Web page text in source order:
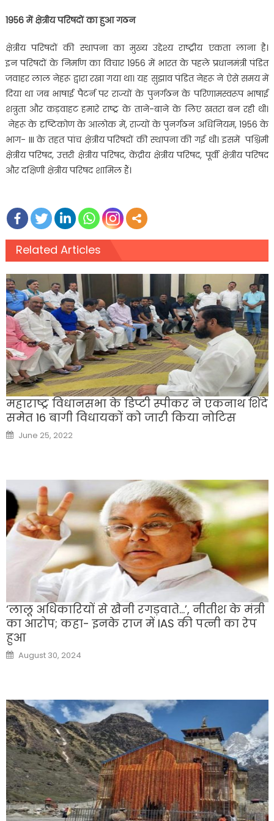
1956 में क्षेत्रीय परिषदों का हुआ गठन
क्षेत्रीय परिषदों की स्थापना का मुख्य उद्देश्य राष्ट्रीय एकता लाना है।
इन परिषदों के निर्माण का विचार 1956 में भारत के पहले प्रधानमंत्री पंडित
जवाहर लाल नेहरू द्वारा रखा गया था। यह सुझाव पंडित नेहरू ने ऐसे समय में
दिया था जब भाषाई पैटर्न पर राज्यों के पुनर्गठन के परिणामस्वरूप भाषाई
शत्रुता और कड़वाहट हमारे राष्ट्र के ताने-बाने के लिए खतरा बन रही थी।
नेहरू के दृष्टिकोण के आलोक में, राज्यों के पुनर्गठन अधिनियम, 1956 के
भाग- III के तहत पांच क्षेत्रीय परिषदों की स्थापना की गई थी। इसमें पश्चिमी
क्षेत्रीय परिषद, उत्तरी क्षेत्रीय परिषद, केंद्रीय क्षेत्रीय परिषद, पूर्वी क्षेत्रीय परिषद
और दक्षिणी क्षेत्रीय परिषद शामिल हैं।
Related Articles
महाराष्ट्र विधानसभा के डिप्टी स्पीकर ने एकनाथ शिंदे
समेत 16 बागी विधायकों को जारी किया नोटिस
Posted
on
June 25, 2022
‘लालू अधिकारियों से खैनी रगड़वाते…’, नीतीश के मंत्री
का आरोप; कहा- इनके राज में IAS की पत्नी का रेप
हुआ
Posted
on
August 30, 2024